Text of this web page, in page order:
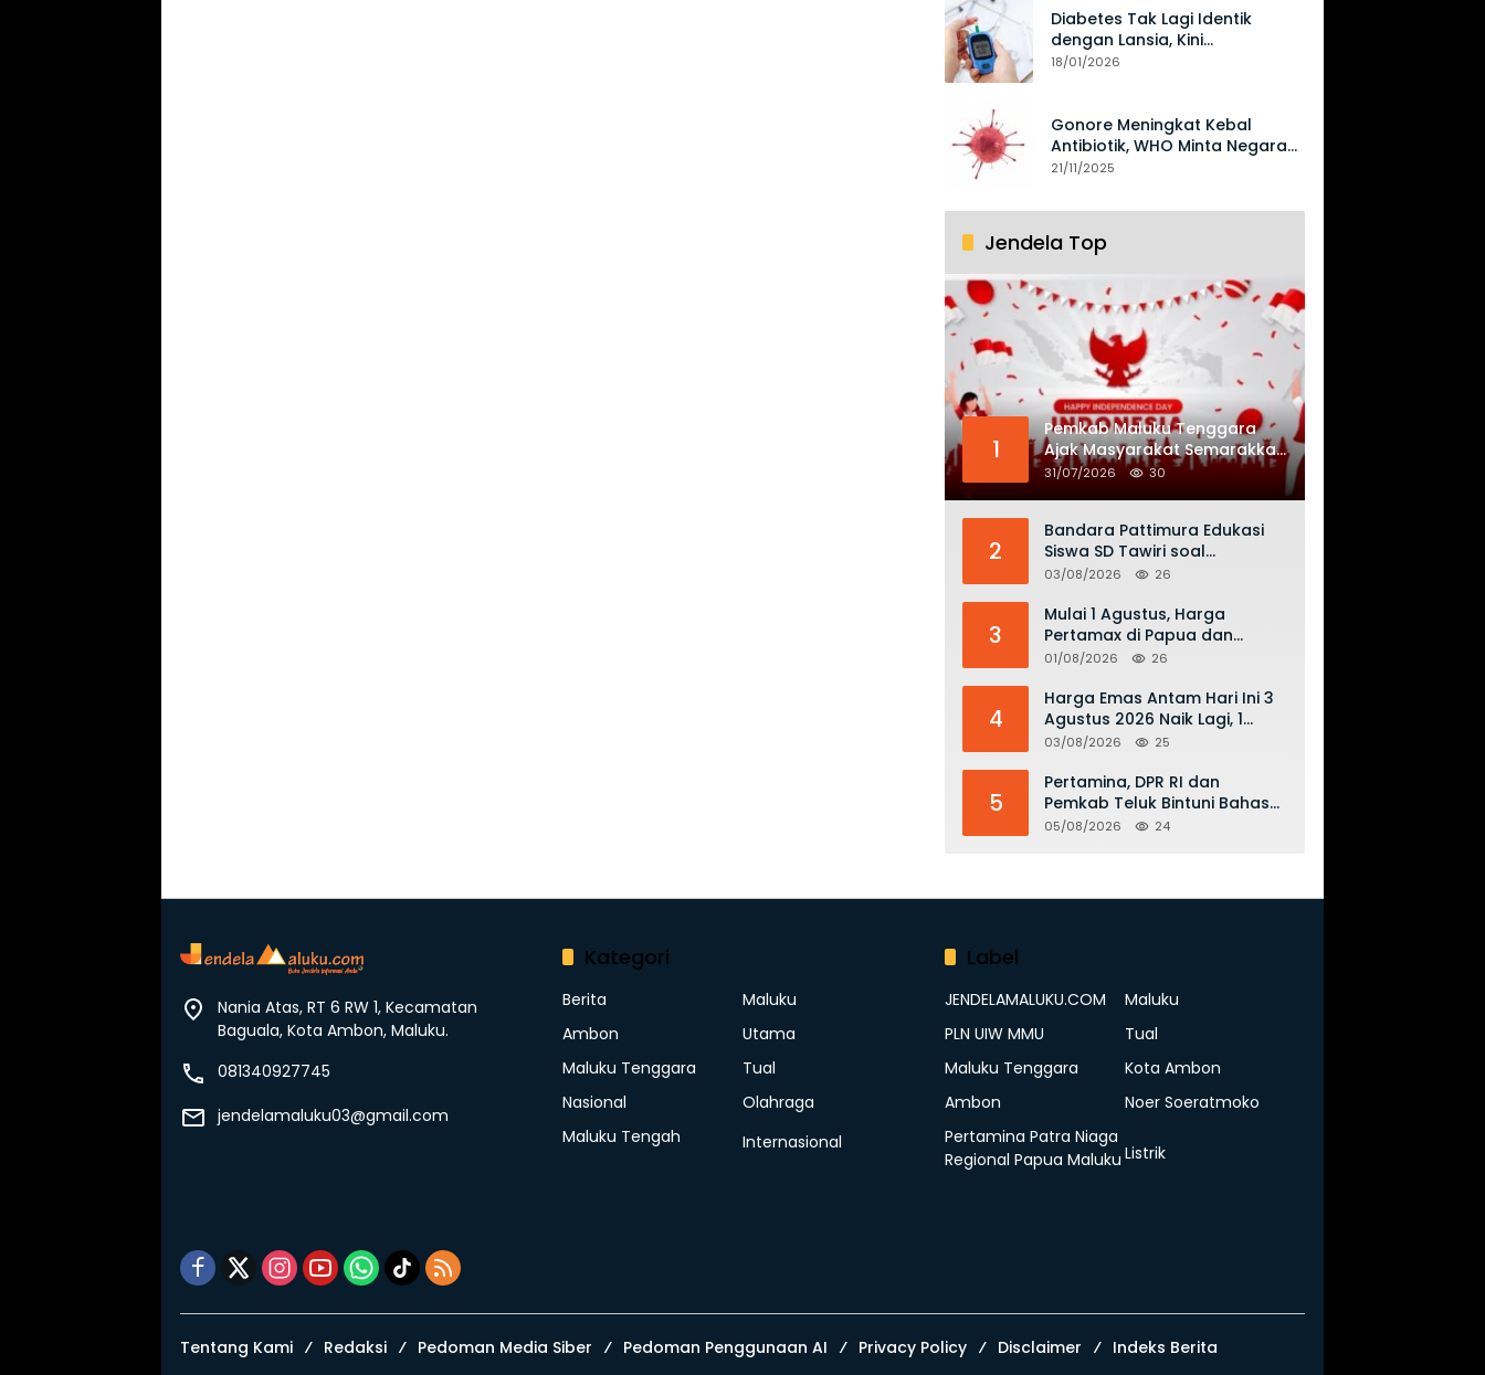
Diabetes Tak Lagi Identik
dengan Lansia, Kini
Mengancam Generasi Muda
18/01/2026
Gonore Meningkat Kebal
Antibiotik, WHO Minta Negara
Perkuat Surveilans
21/11/2025
Jendela Top
1
Pemkab Maluku Tenggara
Ajak Masyarakat Semarakkan
HUT ke-81 RI dengan
31/07/2026 30
2
Bandara Pattimura Edukasi
Siswa SD Tawiri soal
Keselamatan Penerbangan
layang di KKOP
03/08/2026 26
3
Mulai 1 Agustus, Harga
Pertamax di Papua dan
Maluku Turun Jadi Rp16.300
01/08/2026 26
4
Harga Emas Antam Hari Ini 3
Agustus 2026 Naik Lagi, 1
Gram Tembus Rp 2,61 Juta
03/08/2026 25
5
Pertamina, DPR RI dan
Pemkab Teluk Bintuni Bahas
Penguatan Distribusi BBM dan
05/08/2026 24
Nania Atas, RT 6 RW 1, Kecamatan
Baguala, Kota Ambon, Maluku.
081340927745
jendelamaluku03@gmail.com
Kategori
Berita
Maluku
Ambon
Utama
Maluku Tenggara
Tual
Nasional
Olahraga
Maluku Tengah
Internasional
Label
JENDELAMALUKU.COM
Maluku
PLN UIW MMU
Tual
Maluku Tenggara
Kota Ambon
Ambon
Noer Soeratmoko
Pertamina Patra Niaga
Regional Papua Maluku Listrik
Tentang Kami Redaksi Pedoman Media Siber Pedoman Penggunaan AI Privacy Policy Disclaimer Indeks Berita